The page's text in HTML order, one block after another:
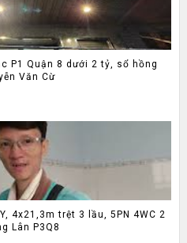
P1 Quận 8 dưới 2 tỷ, sổ hồng
Văn Cừ
4x21,3m trệt 3 lầu, 5PN 4WC 2
Lân P3Q8